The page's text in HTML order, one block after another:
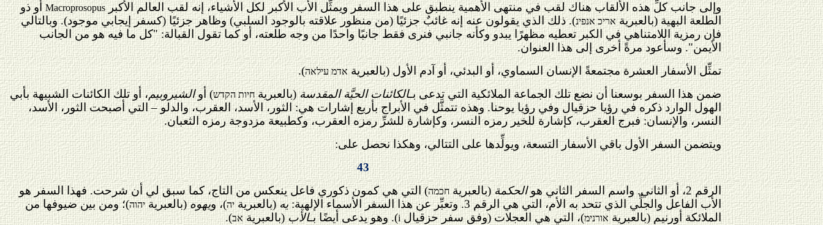
وإلى جانب كلِّ هذه الألقاب هناك لقب في منتهى الأهمية ينطبق على هذا السفر ويمثِّل الأب الأكبر لكل الأشياء، إنه لقب العالم الأكبرMacroprosopusأو ذو
الطلعة البهية (بالعبريةאריכ אנפינ). ذلك الذي يقولون عنه إنه غائبٌ جزئيًا (من منظور علاقته بالوجود السلبي) وظاهر جزئيًا (كسفر إيجابي موجود). وبالتالي
فإن رمزية اللامتناهي في الكبر تعطيه مظهرًا يبدو وكأنه جانبي فنرى فقط جانبًا واحدًا من وجه طلعته، أو كما تقول القبالة: "كل ما فيه هو من الجانب
الأيمن". وسأعود مرةً أخرى إلى هذا العنوان.
تمثِّل الأسفار العشرة مجتمعةً الإنسان السماوي، أو البدئي، أو آدم الأول (بالعبريةאדמ עילאה).
ضمن هذا السفر بوسعنا أن نضع تلك الجماعة الملائكية التي تدعى بـالكائنات الحيَّة المقدسة(بالعبريةחיות הקדש) أوالشيروبيم، أو تلك الكائنات الشبيهة بأبي
الهول الوارد ذكره في رؤيا حزقيال وفي رؤيا يوحنا. وهذه تتمثَّل فيالأبراجبأربع إشارات هي: الثور، الأسد، العقرب، والدلو – التي أصبحت الثور، الأسد،
النسر، والإنسان: فبرج العقرب، كإشارة للخير رمزه النسر، وكإشارة للشرِّ رمزه العقرب، وكطبيعة مزدوجة رمزه الثعبان.
ويتضمن السفر الأول باقي الأسفار التسعة، ويولِّدها على التتالي، وهكذا نحصل على:
43
الرقم 2، أو الثاني. واسم السفر الثاني هو
الحكمة(بالعبريةחכמה) التي هي كمون ذكوري فاعل ينعكس من التاج، كما سبق لي أن شرحت. فهذا السفر هو
الأب الفاعل والجلِّي الذي تتحد به الأم، التي هي الرقم 3. وتعبِّر عن هذا السفر الأسماء الإلهية:
يه(بالعبريةיה)، ويهوه(بالعبريةיהוה)؛ ومن بين ضيوفها من
الملائكة أورنيم (بالعبريةאורנימ)، التي هي العجلات (وفق سفر حزقيالi). وهو يدعى أيضًا بـالأب(بالعبرية אב).